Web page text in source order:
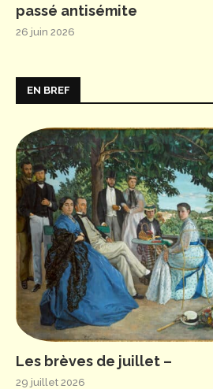
passé antisémite
26 juin 2026
EN BREF
Les brèves de juillet –
29 juillet 2026